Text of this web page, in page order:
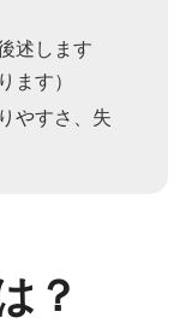
述します
ます）
やすさ、失
？